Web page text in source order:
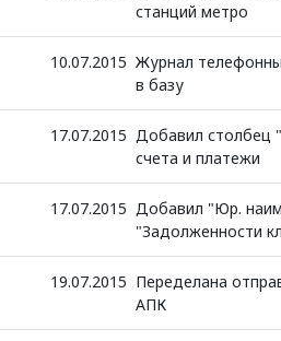
станций метро
10.07.2015 Журнал
в базу
17.07.2015 Добавил столбец
счета и платежи
17.07.2015 Добавил "Юр.
"Задолженности
19.07.2015 Переделана
АПК